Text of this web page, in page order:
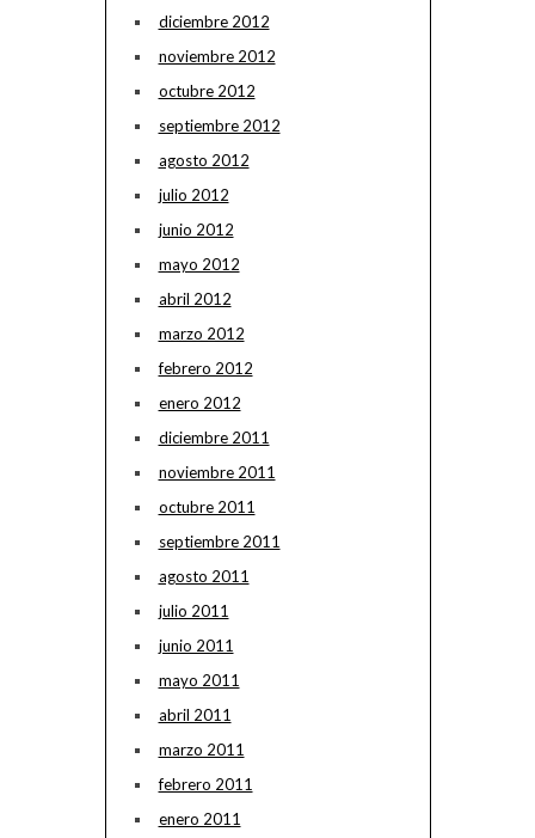
diciembre 2012
noviembre 2012
octubre 2012
septiembre 2012
agosto 2012
julio 2012
junio 2012
mayo 2012
abril 2012
marzo 2012
febrero 2012
enero 2012
diciembre 2011
noviembre 2011
octubre 2011
septiembre 2011
agosto 2011
julio 2011
junio 2011
mayo 2011
abril 2011
marzo 2011
febrero 2011
enero 2011